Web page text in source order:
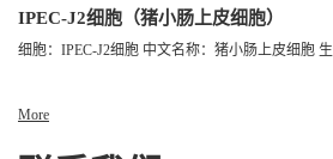
IPEC-J2细胞（猪小肠上皮细胞）
细胞：IPEC-J2细胞 中文名称：猪小肠上皮细胞
More